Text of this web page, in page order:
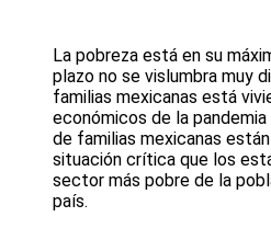
La pobreza está en su
plazo no se vislumbra muy
familias mexicanas está
económicos de la
de familias mexicanas
situación crítica que los
sector más pobre de la
país.